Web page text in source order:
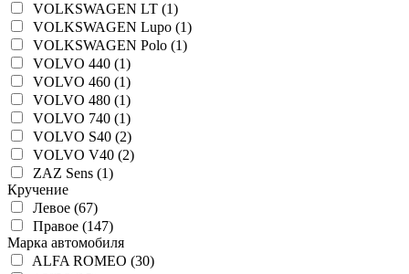
VOLKSWAGEN LT (1)
VOLKSWAGEN Lupo (1)
VOLKSWAGEN Polo (1)
VOLVO 440 (1)
VOLVO 460 (1)
VOLVO 480 (1)
VOLVO 740 (1)
VOLVO S40 (2)
VOLVO V40 (2)
ZAZ Sens (1)
Кручение
Левое (67)
Правое (147)
Марка автомобиля
ALFA ROMEO (30)